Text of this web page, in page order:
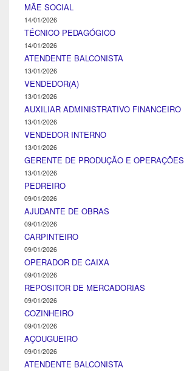
MÃE SOCIAL
14/01/2026
TÉCNICO PEDAGÓGICO
14/01/2026
ATENDENTE BALCONISTA
13/01/2026
VENDEDOR(A)
13/01/2026
AUXILIAR ADMINISTRATIVO FINANCEIRO
13/01/2026
VENDEDOR INTERNO
13/01/2026
GERENTE DE PRODUÇÃO E OPERAÇÕES
13/01/2026
PEDREIRO
09/01/2026
AJUDANTE DE OBRAS
09/01/2026
CARPINTEIRO
09/01/2026
OPERADOR DE CAIXA
09/01/2026
REPOSITOR DE MERCADORIAS
09/01/2026
COZINHEIRO
09/01/2026
AÇOUGUEIRO
09/01/2026
ATENDENTE BALCONISTA